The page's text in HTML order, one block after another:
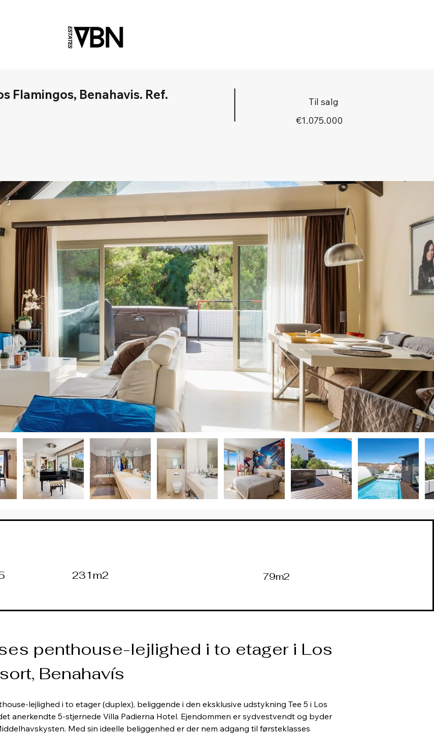
Flamingos, Benahavis. Ref.
Til salg
€1.075.000
231m2 79m2
penthouse-lejlighed i to etager i Los
Benahavís
lejlighed i to etager (duplex), beliggende i den eksklusive udstykning Tee 5 i Los
anerkendte 5-stjernede Villa Padierna Hotel. Ejendommen er sydvestvendt og byder
Med sin ideelle beliggenhed er der nem adgang til førsteklasses